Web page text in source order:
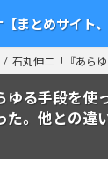
まとめサイト
石丸伸二「『あら
ゆる手段を使
。他との違